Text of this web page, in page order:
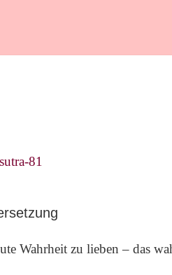
Wahrheit zu lieben – das